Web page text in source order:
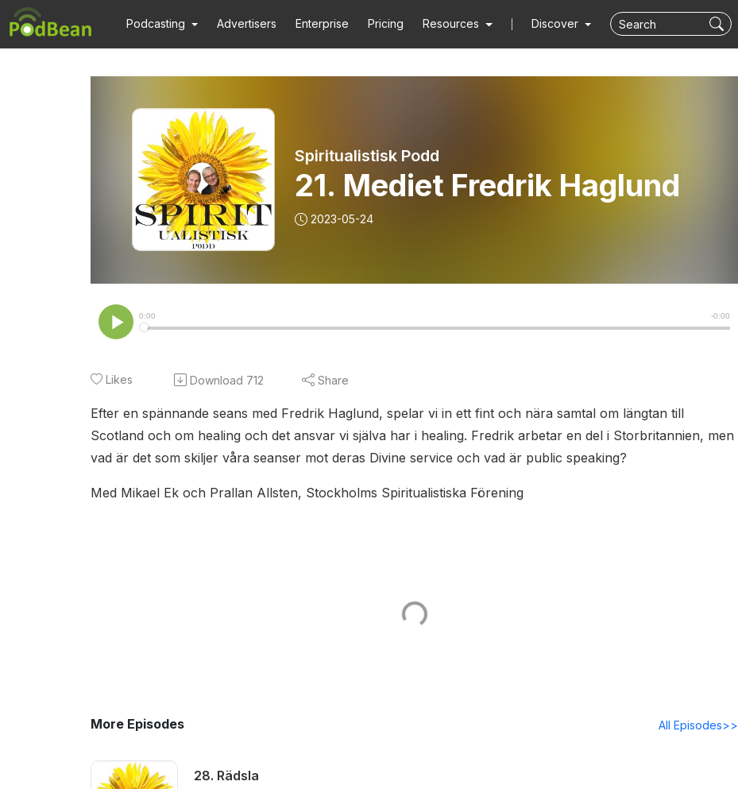
Podcasting Advertisers Enterprise Pricing Resources Discover
Spiritualistisk Podd
21. Mediet Fredrik Haglund
2023-05-24
Likes Download 712 Share
Efter en spännande seans med Fredrik Haglund, spelar vi in ett fint och nära samtal om längtan till
Scotland och om healing och det ansvar vi själva har i healing. Fredrik arbetar en del i Storbritannien, men
vad är det som skiljer våra seanser mot deras Divine service och vad är public speaking?
Med Mikael Ek och Prallan Allsten, Stockholms Spiritualistiska Förening
More Episodes All Episodes>>
28. Rädsla